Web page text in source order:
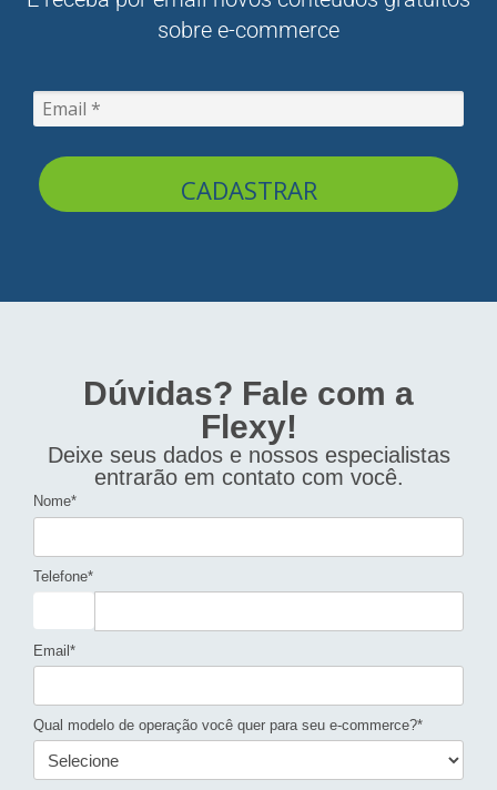
sobre e-commerce
CADASTRAR
Dúvidas? Fale com a
Flexy!
Deixe seus dados e nossos especialistas
entrarão em contato com você.
Nome*
Telefone*
Email*
Qual modelo de operação você quer para seu e-commerce?*